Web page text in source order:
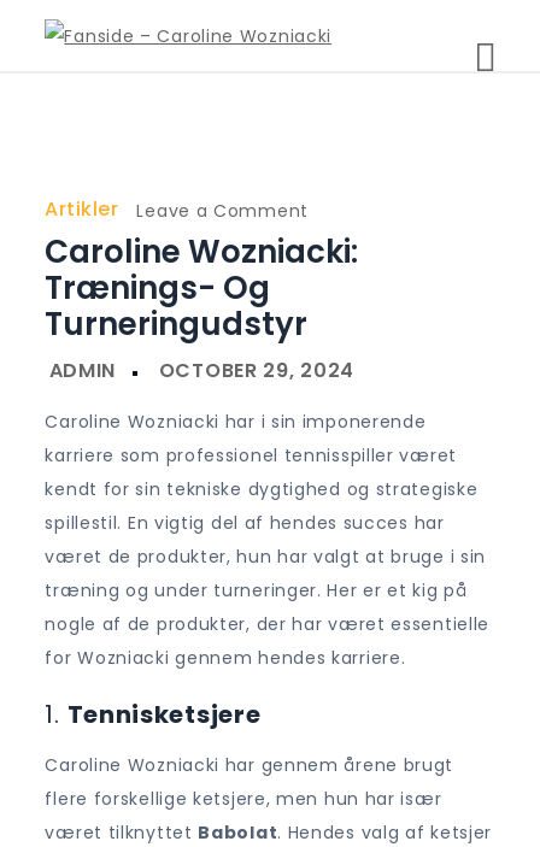
Artikler Leave a Comment
Caroline
turneringudstyr
Caroline Wozniacki:
Trænings- Og
Turneringudstyr
Caroline Wozniacki har i sin imponerende
karriere som professionel tennisspiller været
kendt for sin tekniske dygtighed og strategiske
spillestil. En vigtig del af hendes succes har
været de produkter, hun har valgt at bruge i sin
træning og under turneringer. Her er et kig på
nogle af de produkter, der har været essentielle
for Wozniacki gennem hendes karriere.
1. Tennisketsjere
Caroline Wozniacki har gennem årene brugt
flere forskellige ketsjere, men hun har især
været tilknyttet Babolat. Hendes valg af ketsjer